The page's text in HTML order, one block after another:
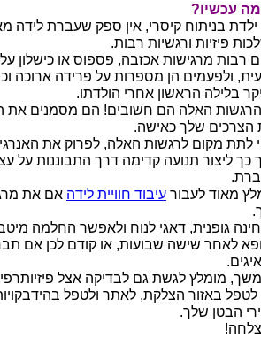
עכשיו?
בניתוח קיסרי, אין ספק שעברת לידה
פיזיות ורגשיות רבות.
רבות מרגישות אכזבה, פספוס או כישלון
ולפעמים הן מספרות על פרידה ארוכה
בלילה הראשון אחרי הולדתו.
האלה הם חשובים! הם מסמנים את
הצרכים שלך כאישה.
לתת מקום לרגשות האלה, לפרוק את
כך ליצור תנועה קדימה דרך התבוננות על
מאוד לעבור עיבוד חוויית לידה אם את
גופנית, דאגי לנוח ולאפשר החלמה
לאחר שישה שבועות, או קודם לכן אם
מומלץ לגשת גם לבדיקה אצל
לטפל באזור הצלקת, לאתר ולטפל
הבטן שלך.